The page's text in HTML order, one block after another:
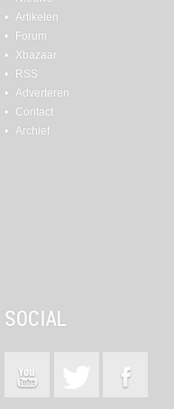
Artikelen
Forum
Xbazaar
RSS
Adverteren
Contact
Archief
SOCIAL